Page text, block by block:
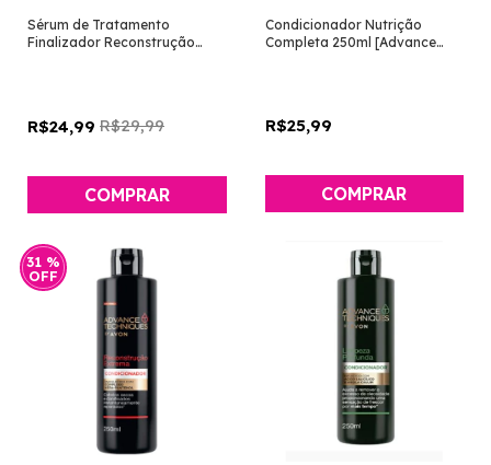
Sérum de Tratamento
Finalizador Reconstrução
R$24,99 R$29,99
Condicionador Nutrição
Completa 250ml [Advance
R$25,99
31 %
OFF